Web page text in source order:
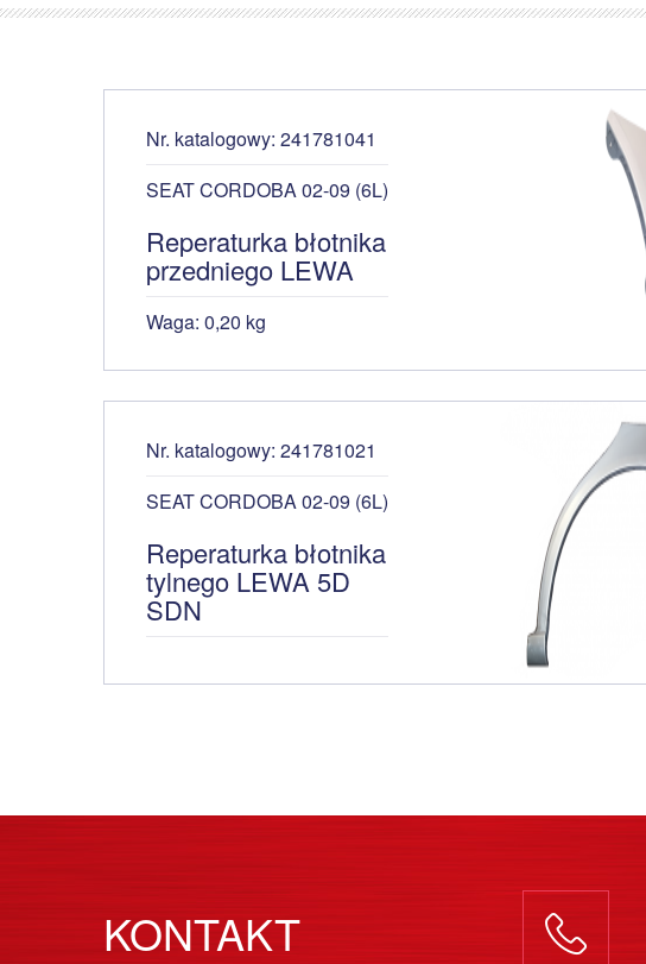
Nr. katalogowy: 241781041
SEAT CORDOBA 02-09 (6L)
Reperaturka błotnika
przedniego LEWA
Waga: 0,20 kg
Nr. katalogowy: 241781021
SEAT CORDOBA 02-09 (6L)
Reperaturka błotnika
tylnego LEWA 5D
SDN
KONTAKT